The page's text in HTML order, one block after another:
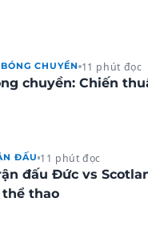
CHUYỀN 11 phút đọc
chuyền: Chiến
ĐẤU 11 phút đọc
đấu Đức vs
thao